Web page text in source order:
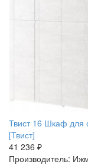
Твист 16 Шкаф для
[Твист]
41 236 ₽
Производитель: